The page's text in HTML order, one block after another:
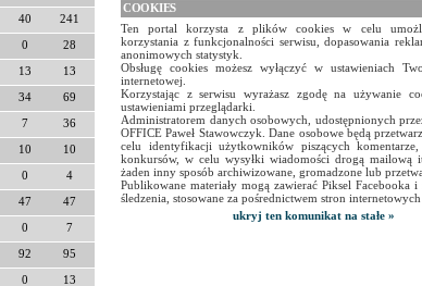
40 241
0 28
13 13
34 69
7 36
10 10
0 4
47 47
0 7
92 95
0 13
COOKIES
Ten portal korzysta z plików cookies w celu
korzystania z funkcjonalności serwisu, dopasowania
anonimowych statystyk.
Obsługę cookies możesz wyłączyć w ustawieniach
internetowej.
Korzystając z serwisu wyrażasz zgodę na używanie
ustawieniami przeglądarki.
Administratorem danych osobowych, udostępnionych
OFFICE Paweł Stawowczyk. Dane osobowe będą
celu identyfikacji użytkowników piszących
konkursów, w celu wysyłki wiadomości drogą mailową
żaden inny sposób archiwizowane, gromadzone lub
Publikowane materiały mogą zawierać Piksel Facebooka
śledzenia, stosowane za pośrednictwem stron internetowych
ukryj ten komunikat na stałe »